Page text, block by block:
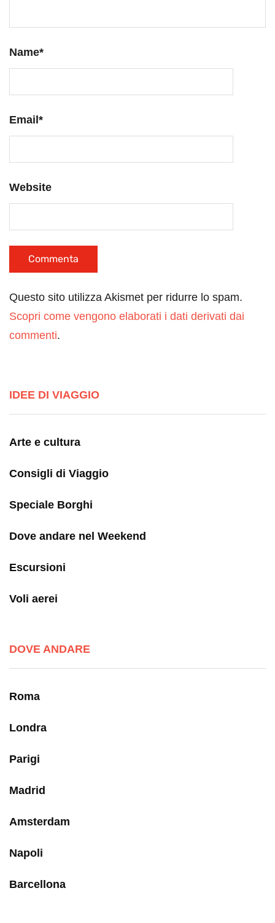
Name*
Email *
Website
Questo sito utilizza Akismet per ridurre lo spam.
Scopri come vengono elaborati i dati derivati dai
commenti.
IDEE DI VIAGGIO
Arte e cultura
Consigli di Viaggio
Speciale Borghi
Dove andare nel Weekend
Escursioni
Voli aerei
DOVE ANDARE
Roma
Londra
Parigi
Madrid
Amsterdam
Napoli
Barcellona